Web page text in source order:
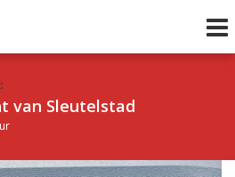
van Sleutelstad